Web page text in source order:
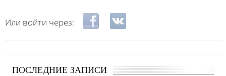
Или войти через: Login with Facebook
Login with ВКонтакте
ПОСЛЕДНИЕ ЗАПИСИ